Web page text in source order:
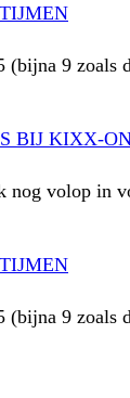
(bijna 9
BIJ KIXX-
nog volop in
(bijna 9